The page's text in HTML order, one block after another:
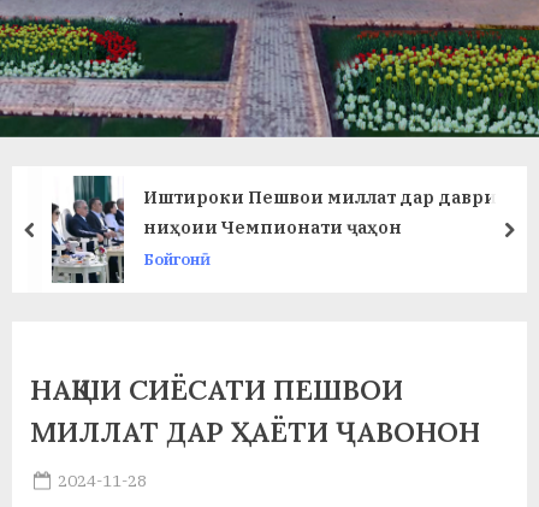
в
л
а
т
и
а
Иштироки Пешвои миллат дар даври
ниҳоии Чемпионати ҷаҳон
Бойгонӣ
prev
НАҚШИ СИЁСАТИ ПЕШВОИ
МИЛЛАТ ДАР ҲАЁТИ ҶАВОНОН
Posted
2024-11-28